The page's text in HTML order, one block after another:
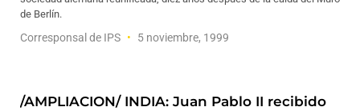
de Berlín.
Corresponsal de IPS 5 noviembre, 1999
/AMPLIACION/ INDIA: Juan Pablo II recibido